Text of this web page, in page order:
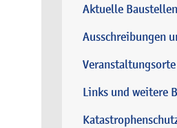
Aktuelle
Ausschreibungen
Links und weitere